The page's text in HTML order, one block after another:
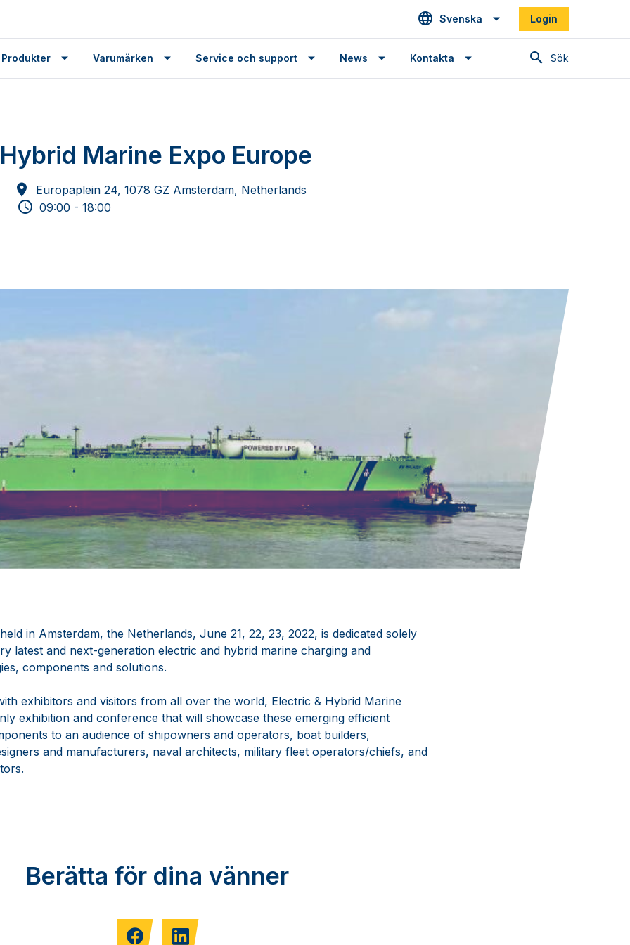
Svenska Login
Sök
Varumärken Service och support News Kontakta
Marine Expo Europe
Europaplein 24, 1078 GZ Amsterdam, Netherlands
09:00 - 18:00
in Amsterdam, the Netherlands, June 21, 22, 23, 2022, is dedicated solely
latest and next-generation electric and hybrid marine charging and
components and solutions.
exhibitors and visitors from all over the world, Electric & Hybrid Marine
exhibition and conference that will showcase these emerging efficient
to an audience of shipowners and operators, boat builders,
and manufacturers, naval architects, military fleet operators/chiefs, and
Berätta för dina vänner